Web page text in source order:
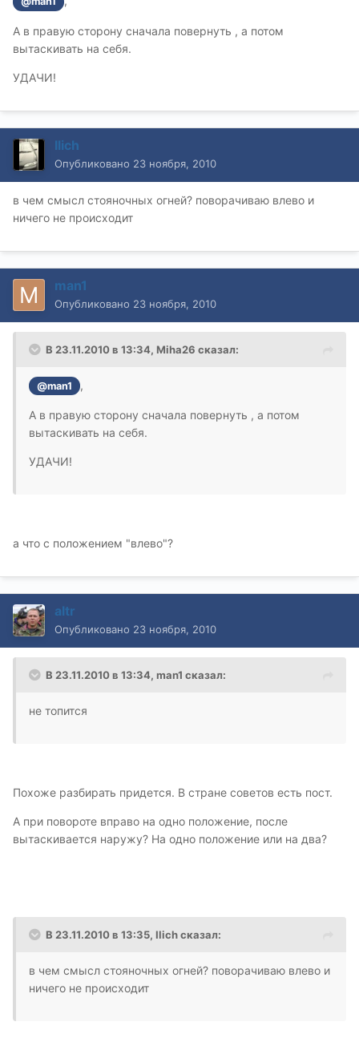
А в правую сторону сначала повернуть , а потом
вытаскивать на себя.
УДАЧИ!
Ilich
Опубликовано 23 ноября, 2010
в чем смысл стояночных огней? поворачиваю влево и
ничего не происходит
man1
Опубликовано 23 ноября, 2010
В 23.11.2010 в 13:34, Miha26 сказал:
@man1 ,
А в правую сторону сначала повернуть , а потом
вытаскивать на себя.
УДАЧИ!
а что с положением "влево"?
altr
Опубликовано 23 ноября, 2010
В 23.11.2010 в 13:34, man1 сказал:
не топится
Похоже разбирать придется. В стране советов есть пост.
А при повороте вправо на одно положение, после
вытаскивается наружу? На одно положение или на два?
В 23.11.2010 в 13:35, Ilich сказал:
в чем смысл стояночных огней? поворачиваю влево и
ничего не происходит